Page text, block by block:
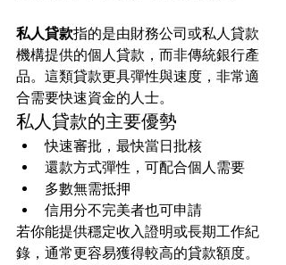
私人貸款指的是由財務公司或私人貸款
機構提供的個人貸款，而非傳統銀行產
品。這類貸款更具彈性與速度，非常適
合需要快速資金的人士。
私人貸款的主要優勢
快速審批，最快當日批核
還款方式彈性，可配合個人需要
多數無需抵押
信用分不完美者也可申請
若你能提供穩定收入證明或長期工作紀
錄，通常更容易獲得較高的貸款額度。